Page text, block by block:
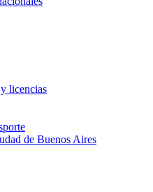
licencias
de Buenos Aires